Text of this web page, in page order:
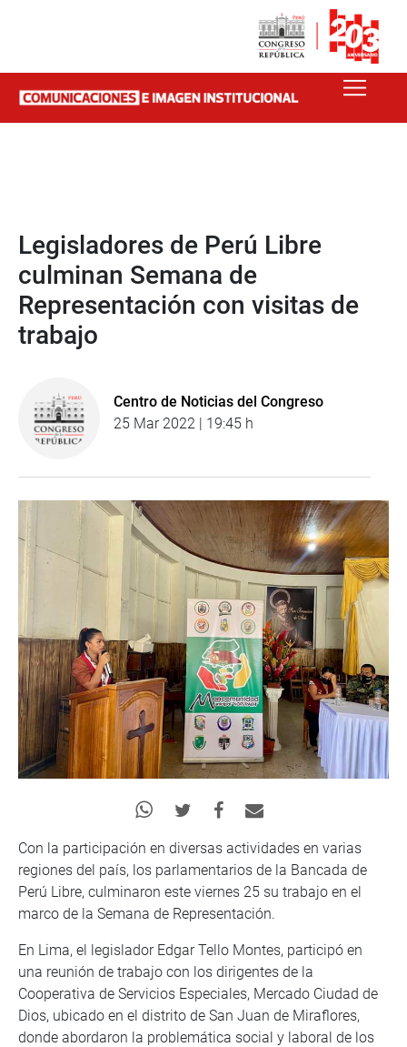
Legisladores de Perú Libre
culminan Semana de
Representación con visitas de
trabajo
Centro de Noticias del Congreso
25 Mar 2022 | 19:45 h
Con la participación en diversas actividades en varias
regiones del país, los parlamentarios de la Bancada de
Perú Libre, culminaron este viernes 25 su trabajo en el
marco de la Semana de Representación.
En Lima, el legislador Edgar Tello Montes, participó en
una reunión de trabajo con los dirigentes de la
Cooperativa de Servicios Especiales, Mercado Ciudad de
Dios, ubicado en el distrito de San Juan de Miraflores,
donde abordaron la problemática social y laboral de los